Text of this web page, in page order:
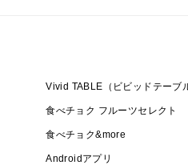
Vivid TABLE（ビビッドテーブ
食べチョク フルーツセレクト
食べチョク&more
Androidアプリ